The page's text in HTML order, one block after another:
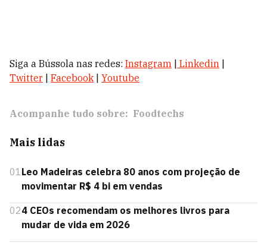
Siga a Bússola nas redes: Instagram Linkedin
Twitter
Facebook| Youtube
Acompanhe tudo sobre: Foodtechs
Mais lidas
01Leo Madeiras celebra 80 anos com projeção de
movimentar R$ 4 bi em vendas
024 CEOs recomendam os melhores livros para
mudar de vida em 2026